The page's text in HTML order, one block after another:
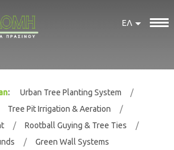
ΕΛ
Urban Tree Planting System
Tree Pit Irrigation & Aeration
Rootball Guying & Tree Ties
Green Wall Systems